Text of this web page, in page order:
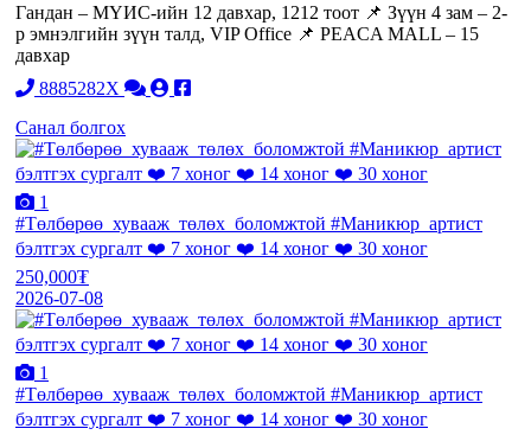
Гандан – МҮИС-ийн 12 давхар, 1212 тоот 📌 Зүүн 4 зам – 2-
р эмнэлгийн зүүн талд, VIP Office 📌 PEACA MALL – 15
давхар
8885282X
Санал болгох
1
#Төлбөрөө_хувааж_төлөх_боломжтой #Маникюр_артист
бэлтгэх сургалт ❤️ 7 хоног ❤️ 14 хоног ❤️ 30 хоног
250,000₮
2026-07-08
1
#Төлбөрөө_хувааж_төлөх_боломжтой #Маникюр_артист
бэлтгэх сургалт ❤️ 7 хоног ❤️ 14 хоног ❤️ 30 хоног